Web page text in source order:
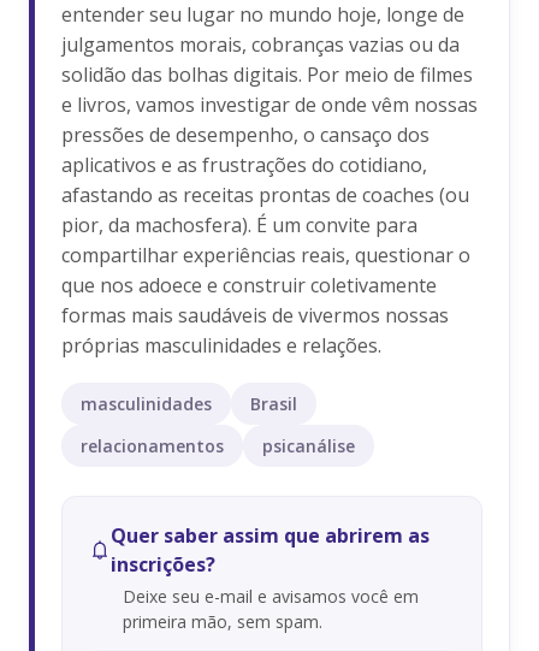
entender seu lugar no mundo hoje, longe de
julgamentos morais, cobranças vazias ou da
solidão das bolhas digitais. Por meio de filmes
e livros, vamos investigar de onde vêm nossas
pressões de desempenho, o cansaço dos
aplicativos e as frustrações do cotidiano,
afastando as receitas prontas de coaches (ou
pior, da machosfera). É um convite para
compartilhar experiências reais, questionar o
que nos adoece e construir coletivamente
formas mais saudáveis de vivermos nossas
próprias masculinidades e relações.
masculinidades
Brasil
relacionamentos
psicanálise
Quer saber assim que abrirem as
inscrições?
Deixe seu e-mail e avisamos você em
primeira mão, sem spam.